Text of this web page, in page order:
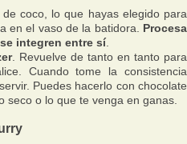
coco, lo que hayas elegido para
en el vaso de la batidora. Procesa
integren entre sí.
. Revuelve de tanto en tanto para
Cuando tome la consistencia
Puedes hacerlo con chocolate
seco o lo que te venga en ganas.